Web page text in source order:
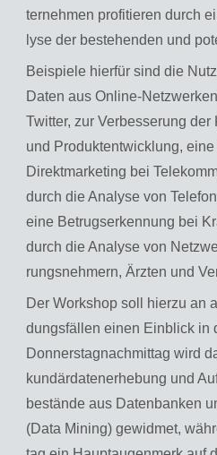
ter­neh­men pro­fi­tie­ren durch
ly­se der be­ste­hen­den und
Bei­spie­le hier­für sind die
Da­ten aus On­line-
Twit­ter, zur Ver­bes­se­rung
und Pro­dukt­ent­wick­lung,
Di­rekt­mar­ke­ting bei
durch die Ana­ly­se von
eine Be­trugs­er­ken­nung bei
durch die Ana­ly­se von
rungs­neh­mern, Ärz­ten und
Der Work­shop soll hier­zu an
dungs­fäl­len einen Ein­blick in
Don­ners­tag­nach­mit­tag wird
kun­där­da­ten­er­he­bung und
be­stän­de aus Da­ten­ban­ken
(Data Mi­ning) ge­wid­met,